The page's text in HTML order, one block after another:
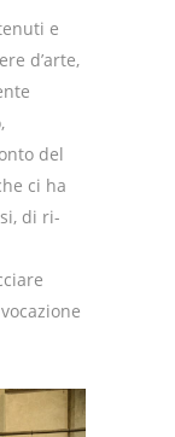
e
d’arte,
del
ci ha
di ri-